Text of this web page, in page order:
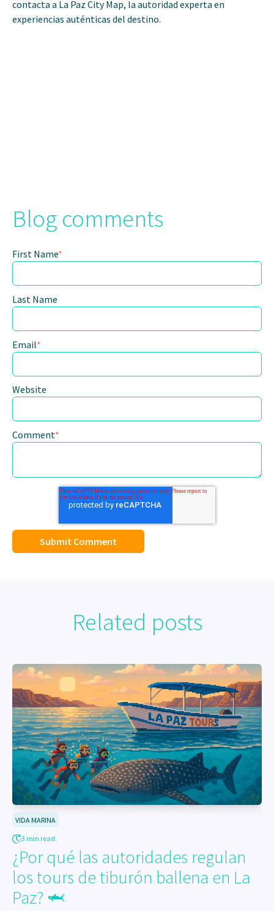
contacta a La Paz City Map, la autoridad experta en
experiencias auténticas del destino.
Blog comments
First Name*
Last Name
Email*
Website
Comment*
Related posts
VIDA MARINA
3 min read.
¿Por qué las autoridades regulan
los tours de tiburón ballena en La
Paz? 🦈